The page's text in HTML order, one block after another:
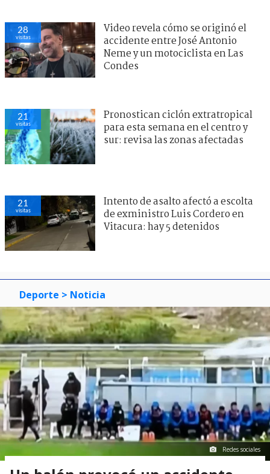
28
visitas
Video revela cómo se originó el
accidente entre José Antonio
Neme y un motociclista en Las
Condes
21
visitas
Pronostican ciclón extratropical
para esta semana en el centro y
sur: revisa las zonas afectadas
21
visitas
Intento de asalto afectó a escolta
de exministro Luis Cordero en
Vitacura: hay 5 detenidos
Deporte > Noticia
Redes sociales